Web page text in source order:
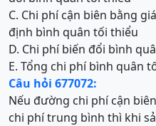
C. Chi phí cận biên bằng
định bình quân tối thiểu
D. Chi phí biến đổi bình
E. Tổng chi phí bình quân
Câu hỏi 677072:
Nếu đường chi phí cận
chi phí trung bình thì khi